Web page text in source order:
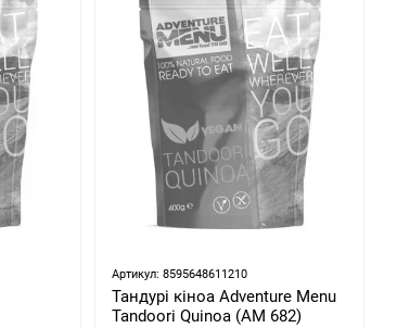
Артикул: 8595648611210
Тандурі кіноа Adventure Menu
Tandoori Quinoa (AM 682)